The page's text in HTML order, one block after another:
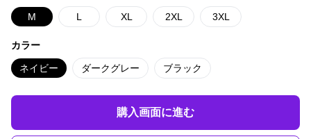
M L XL 2XL 3XL
カラー
ネイビー ダークグレー ブラック
購入画面に進む